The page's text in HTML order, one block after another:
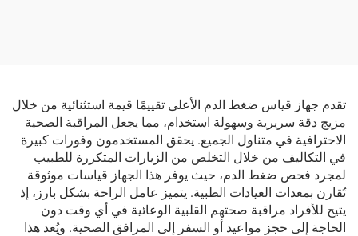
تقدم جهاز قياس ضغط الدم الأعلى تقييمًا قيمة استثنائية من خلال
مزيج دقة سريرية وسهولة استخدام، مما يجعل المراقبة الصحية
الاحترافية في متناول الجميع. يحقق المستخدمون وفورات كبيرة
في التكاليف من خلال التخلص من الزيارات المتكررة للطبيب
لمجرد فحص ضغط الدم، حيث يوفر هذا الجهاز قياسات موثوقة
تُقارن بمعدات العيادات الطبية. يتميز عامل الراحة بشكل بارز، إذ
يتيح للأفراد مراقبة صحتهم القلبية الوعائية في أي وقت دون
الحاجة إلى حجز مواعيد أو السفر إلى المرافق الصحية. ويُعد هذا